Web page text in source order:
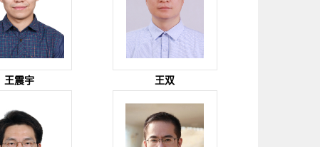
王震宇 王双